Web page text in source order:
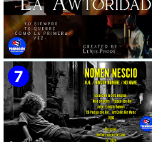
🟡 Tico González - ¨Aunque se
pare la mula¨ - Videoclip -
Dirección: John Meriles -
Roberto C. González
🟢 Hanoy La Awtoridad |
¨Siempre Tú¨ | Director: